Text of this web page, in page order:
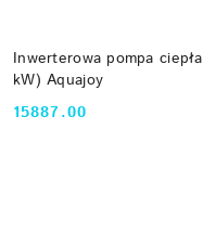
Inwerterowa pompa
kW) Aquajoy
Cena:
15887.00